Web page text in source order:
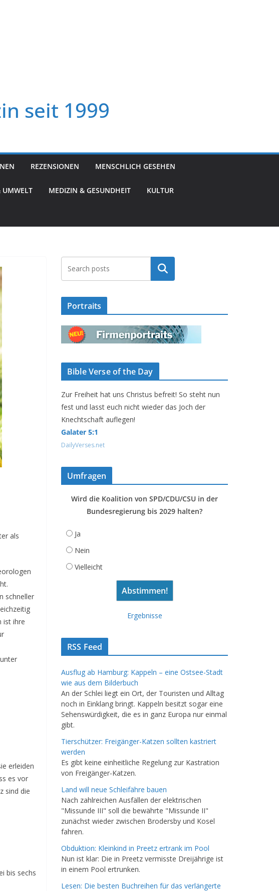
seit 1999
REZENSIONEN MENSCHLICH GESEHEN
UMWELT MEDIZIN & GESUNDHEIT KULTUR
als
schneller
ist ihre
erleiden
es vor
sind die
bis sechs
Suchen
Portraits
Bible Verse of the Day
Zur Freiheit hat uns Christus befreit! So steht nun
fest und lasst euch nicht wieder das Joch der
Knechtschaft auflegen!
Galater 5:1
DailyVerses.net
Umfragen
Wird die Koalition von SPD/CDU/CSU in der
Bundesregierung bis 2029 halten?
Ja
Nein
Vielleicht
Ergebnisse
RSS Feed
Ausflug ab Hamburg: Kappeln – eine Ostsee-Stadt
wie aus dem Bilderbuch
An der Schlei liegt ein Ort, der Touristen und Alltag
noch in Einklang bringt. Kappeln besitzt sogar eine
Sehenswürdigkeit, die es in ganz Europa nur einmal
gibt.
Tierschützer: Freigänger-Katzen sollten kastriert
werden
Es gibt keine einheitliche Regelung zur Kastration
von Freigänger-Katzen.
Land will neue Schleifähre bauen
Nach zahlreichen Ausfällen der elektrischen
"Missunde III" soll die bewährte "Missunde II"
zunächst wieder zwischen Brodersby und Kosel
fahren.
Obduktion: Kleinkind in Preetz ertrank im Pool
Nun ist klar: Die in Preetz vermisste Dreijährige ist
in einem Pool ertrunken.
Lesen: Die besten Buchreihen für das verlängerte